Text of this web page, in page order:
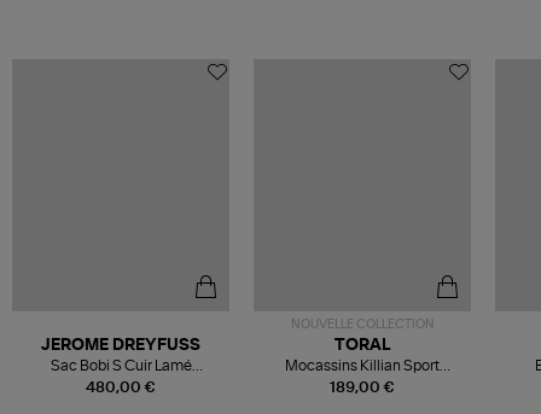
480,00 €
JEROME DREYFUSS
Sac Bobi S Cuir Lamé
Champagne
NOUVELLE COLLECTION
189,00 €
TORAL
Mocassins Killian Sport
Mousse